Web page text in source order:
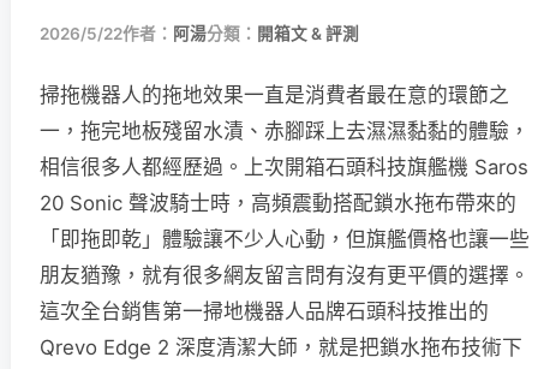
2026/5/22作者： 阿湯分類： 開箱文 & 評測
掃拖機器人的拖地效果一直是消費者最在意的環節之
一，拖完地板殘留水漬、赤腳踩上去濕濕黏黏的體驗，
相信很多人都經歷過。上次開箱石頭科技旗艦機 Saros
20 Sonic 聲波騎士時，高頻震動搭配鎖水拖布帶來的
「即拖即乾」體驗讓不少人心動，但旗艦價格也讓一些
朋友猶豫，就有很多網友留言問有沒有更平價的選擇。
這次全台銷售第一掃地機器人品牌石頭科技推出的
Qrevo Edge 2 深度清潔大師，就是把鎖水拖布技術下